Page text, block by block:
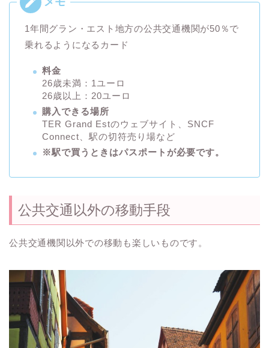
1年間グラン・エスト地方の公共交通機関が50％で
乗れるようになるカード
料金
26歳未満：1ユーロ
26歳以上：20ユーロ
購入できる場所
TER Grand Estのウェブサイト、SNCF
Connect、駅の切符売り場など
※駅で買うときはパスポートが必要です。
公共交通以外の移動手段
公共交通機関以外での移動も楽しいものです。